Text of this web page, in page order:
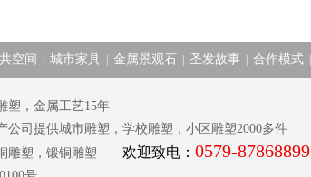
空间 城市家具 金属景观石 圣发故事 合作模式
塑，金属工艺15年
司提供城市雕塑，学校雕塑，小区雕塑2000多件
铜雕塑，锻铜雕塑 欢迎致电： 0579-87868899